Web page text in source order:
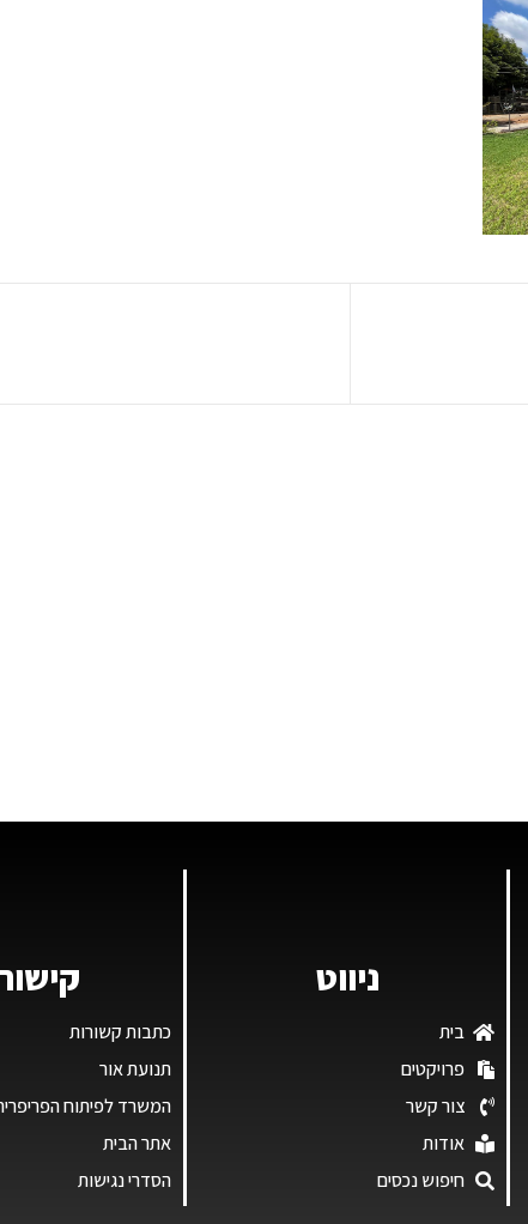
ניווט
בית
פרויקטים
צור קשר
אודות
חיפוש נכסים
כתבות קשורות
תנועת אור
המשרד לפיתוח
אתר הבית
הסדרי נגישות